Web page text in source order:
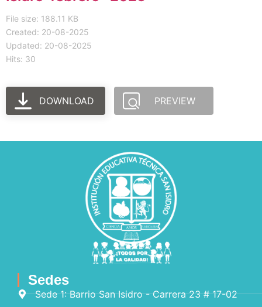
File size: 188.11 KB
Created: 20-08-2025
Updated: 20-08-2025
Hits: 30
DOWNLOAD PREVIEW
Sedes
Sede 1: Barrio San Isidro - Carrera 23 # 17-02